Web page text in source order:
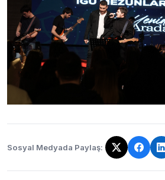
Sosyal Medyada Paylaş:
Bağlantı kopyalandı!